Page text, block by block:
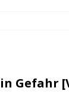
Gefahr